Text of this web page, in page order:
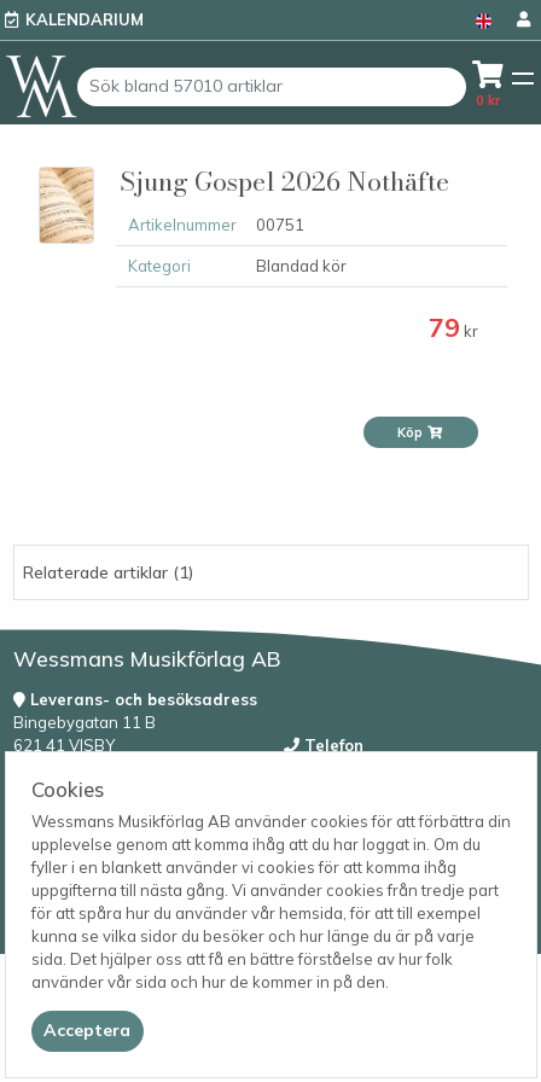
KALENDARIUM
0 kr
Cookies
Wessmans Musikförlag AB använder cookies för att förbättra din
upplevelse genom att komma ihåg att du har loggat in. Om du
fyller i en blankett använder vi cookies för att komma ihåg
uppgifterna till nästa gång. Vi använder cookies från tredje part
för att spåra hur du använder vår hemsida, för att till exempel
kunna se vilka sidor du besöker och hur länge du är på varje
sida. Det hjälper oss att få en bättre förståelse av hur folk
använder vår sida och hur de kommer in på den.
Acceptera
Sjung Gospel 2026 Nothäfte
Artikelnummer 00751
Kategori Blandad kör
79 kr
Köp
Relaterade artiklar (1)
Wessmans Musikförlag AB
Leverans- och besöksadress
Bingebygatan 11 B
621 41 VISBY
Postadress
Box 1253
621 23 VISBY
Telefon
order@wessmans.com
© 2026
Wessmans Musikförlag AB
2026.4.1.22754